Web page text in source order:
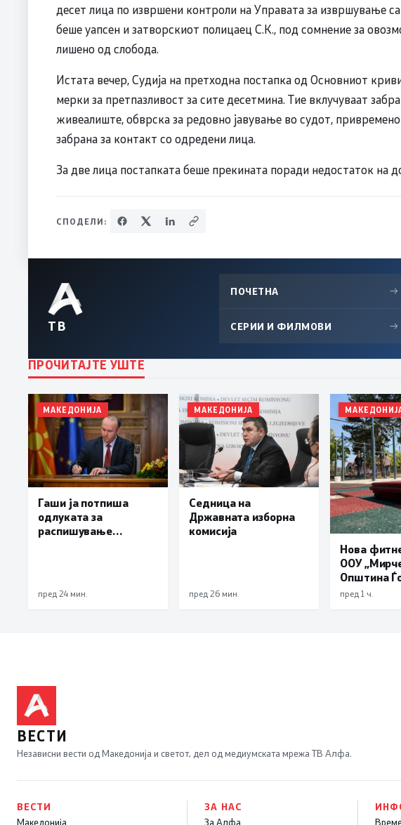
десет лица по извршени контроли на Управата за извршување
беше уапсен и затворскиот полицаец С.К., под сомнение за
лишено од слобода.
Истата вечер, Судија на претходна постапка од Основниот
мерки за претпазливост за сите десетмина. Тие вклучуваат
живеалиште, обврска за редовно јавување во судот,
забрана за контакт со одредени лица.
За две лица постапката беше прекината поради недостаток на
СПОДЕЛИ:
ТВ
ПОЧЕТНА →
СЕРИИ И ФИЛМОВИ →
ПРОЧИТАЈТЕ УШТЕ
МАКЕДОНИЈА
Гаши ја потпиша
одлуката за
распишување
октомври
пред 24 мин.
МАКЕДОНИЈА
Седница на
Државната изборна
комисија
пред 26 мин.
Нова
ООУ
Општина
Петров
пред 1 ч.
ВЕСТИ
Независни вести од Македонија и светот, дел од медиумската мрежа ТВ Алфа.
ВЕСТИ
Македонија
ЗА НАС
За Алфа